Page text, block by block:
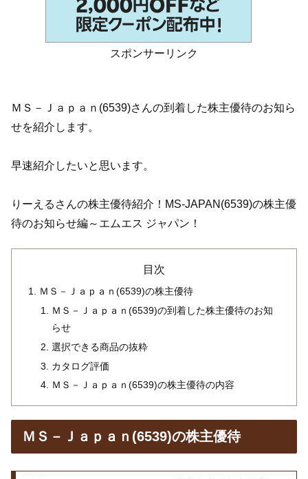
スポンサーリンク
ＭＳ－Ｊａｐａｎ(6539)さんの到着した株主優待のお知ら
せを紹介します。
早速紹介したいと思います。
りーえるさんの株主優待紹介！MS-JAPAN(6539)の株主優
待のお知らせ編～エムエス ジャパン！
目次
ＭＳ－Ｊａｐａｎ(6539)の株主優待
ＭＳ－Ｊａｐａｎ(6539)の到着した株主優待のお知
らせ
選択できる商品の抜粋
カタログ評価
ＭＳ－Ｊａｐａｎ(6539)の株主優待の内容
ＭＳ－Ｊａｐａｎ(6539)の株主優待